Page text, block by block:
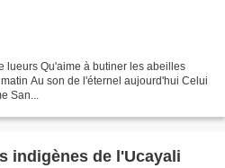
lueurs Qu'aime à butiner les abeilles
Au son de l'éternel aujourd'hui Celui
San...
indigènes de l'Ucayali